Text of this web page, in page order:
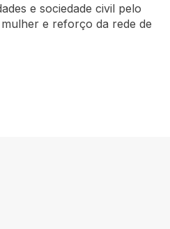
e sociedade civil pelo
e reforço da rede de